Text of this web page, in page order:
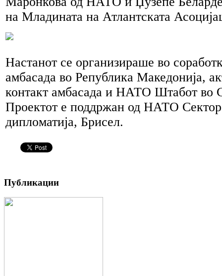
на Младината на Атлантската
Настанот се организираше во
амбасада во Република Македонија,
контакт амбасада и НАТО Штабот во
Проектот е поддржан од НАТО
дипломатија, Брисел.
Публикации